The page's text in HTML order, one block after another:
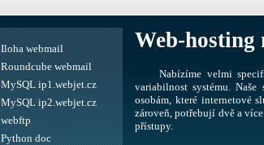
Web-hosting
Nabízíme velmi
variabilnost systému.
osobám, které internetové
zároveň, potřebují dvě a
přístupy.
Iloha webmail
Roundcube webmail
MySQL ip1.webjet.cz
MySQL ip2.webjet.cz
webftp
Python doc